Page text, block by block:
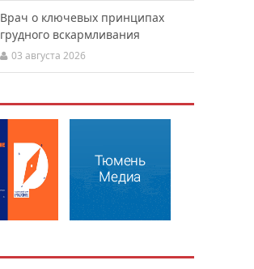
Врач о ключевых принципах
грудного вскармливания
03 августа 2026